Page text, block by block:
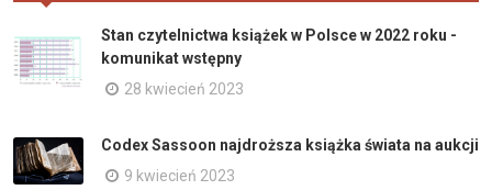
Stan czytelnictwa książek w Polsce w 2022 roku -
komunikat wstępny
28 kwiecień 2023
Codex Sassoon najdroższa książka świata na aukcji
9 kwiecień 2023